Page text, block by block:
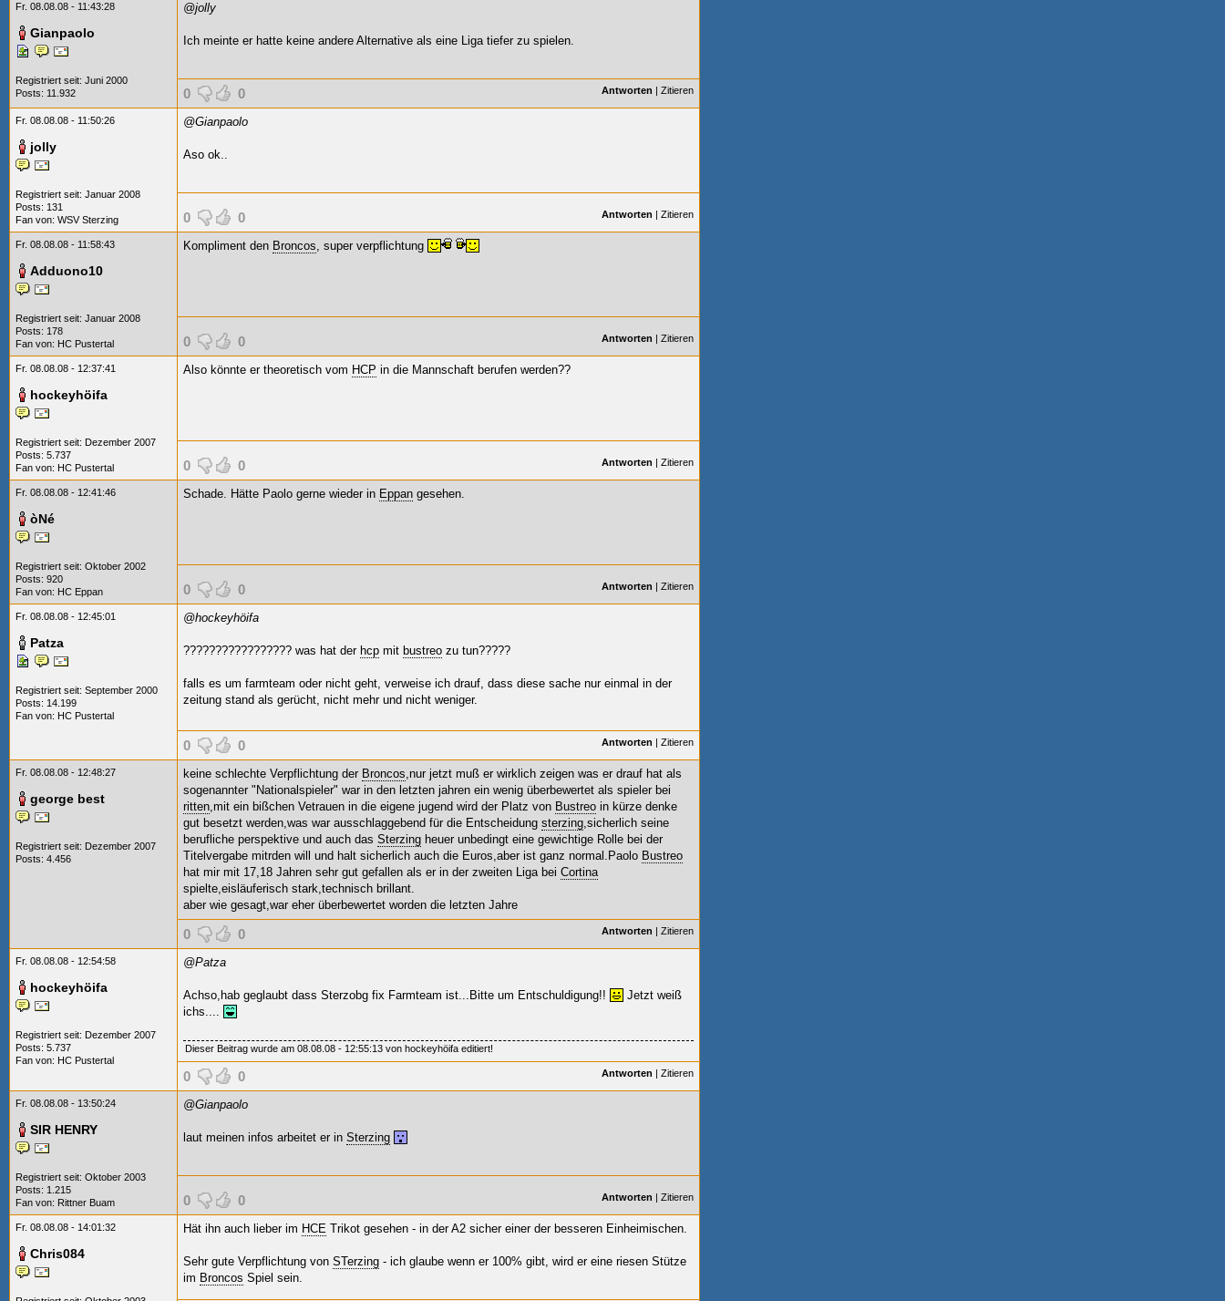
Fr. 08.08.08 - 11:43:28
Gianpaolo
Registriert seit: Juni 2000
Posts: 11.932
@jolly
Ich meinte er hatte keine andere Alternative als eine Liga tiefer zu spielen.
0 0 Antworten | Zitieren
Fr. 08.08.08 - 11:50:26
jolly
Registriert seit: Januar 2008
Posts: 131
Fan von: WSV Sterzing
@Gianpaolo
Aso ok..
0 0 Antworten | Zitieren
Fr. 08.08.08 - 11:58:43
Adduono10
Registriert seit: Januar 2008
Posts: 178
Fan von: HC Pustertal
Kompliment den Broncos, super verpflichtung
0 0 Antworten | Zitieren
Fr. 08.08.08 - 12:37:41
hockeyhöifa
Registriert seit: Dezember 2007
Posts: 5.737
Fan von: HC Pustertal
Also könnte er theoretisch vom HCP in die Mannschaft berufen werden??
0 0 Antworten | Zitieren
Fr. 08.08.08 - 12:41:46
òNé
Registriert seit: Oktober 2002
Posts: 920
Fan von: HC Eppan
Schade. Hätte Paolo gerne wieder in Eppan gesehen.
0 0 Antworten | Zitieren
Fr. 08.08.08 - 12:45:01
Patza
Registriert seit: September 2000
Posts: 14.199
Fan von: HC Pustertal
@hockeyhöifa
????????????????? was hat der hcp mit bustreo zu tun?????
falls es um farmteam oder nicht geht, verweise ich drauf, dass diese sache nur einmal in der
zeitung stand als gerücht, nicht mehr und nicht weniger.
0 0 Antworten | Zitieren
Fr. 08.08.08 - 12:48:27
george best
Registriert seit: Dezember 2007
Posts: 4.456
keine schlechte Verpflichtung der Broncos,nur jetzt muß er wirklich zeigen was er drauf hat als
sogenannter "Nationalspieler" war in den letzten jahren ein wenig überbewertet als spieler bei
ritten,mit ein bißchen Vetrauen in die eigene jugend wird der Platz von Bustreo in kürze denke
gut besetzt werden,was war ausschlaggebend für die Entscheidung sterzing,sicherlich seine
berufliche perspektive und auch das Sterzing heuer unbedingt eine gewichtige Rolle bei der
Titelvergabe mitrden will und halt sicherlich auch die Euros,aber ist ganz normal.Paolo Bustreo
hat mir mit 17,18 Jahren sehr gut gefallen als er in der zweiten Liga bei Cortina
spielte,eisläuferisch stark,technisch brillant.
aber wie gesagt,war eher überbewertet worden die letzten Jahre
0 0 Antworten | Zitieren
Fr. 08.08.08 - 12:54:58
hockeyhöifa
Registriert seit: Dezember 2007
Posts: 5.737
Fan von: HC Pustertal
@Patza
Achso,hab geglaubt dass Sterzobg fix Farmteam ist...Bitte um Entschuldigung!!
Jetzt weiß
ichs....
Dieser Beitrag wurde am 08.08.08 - 12:55:13 von hockeyhöifa editiert!
0 0 Antworten | Zitieren
Fr. 08.08.08 - 13:50:24
SIR HENRY
Registriert seit: Oktober 2003
Posts: 1.215
Fan von: Rittner Buam
@Gianpaolo
laut meinen infos arbeitet er in Sterzing
0 0 Antworten | Zitieren
Fr. 08.08.08 - 14:01:32
Chris084
Hät ihn auch lieber im HCE Trikot gesehen - in der A2 sicher einer der besseren Einheimischen.
Sehr gute Verpflichtung von STerzing - ich glaube wenn er 100% gibt, wird er eine riesen Stütze
im Broncos Spiel sein.